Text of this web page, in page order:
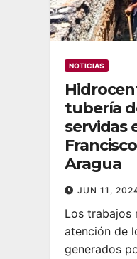
NOTICIAS
tubería
servidas
Aragua
JUN 11,
Los trabajos
atención de
generados